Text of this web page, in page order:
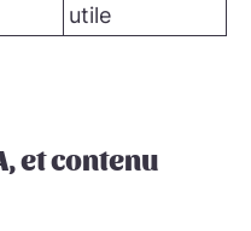
utile
et contenu